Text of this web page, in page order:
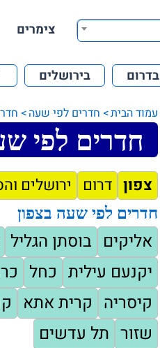
צימרים
בדרום בירושלים
עמוד הבית חדרים לפי שעה
חדרים לפי
צפון דרום ירושלים
חדרים לפי שעה בצפון
אליקים בוסתן הגליל
יקנעם עילית כחל
קיסריה קרית אתא
שזור תל עדשים